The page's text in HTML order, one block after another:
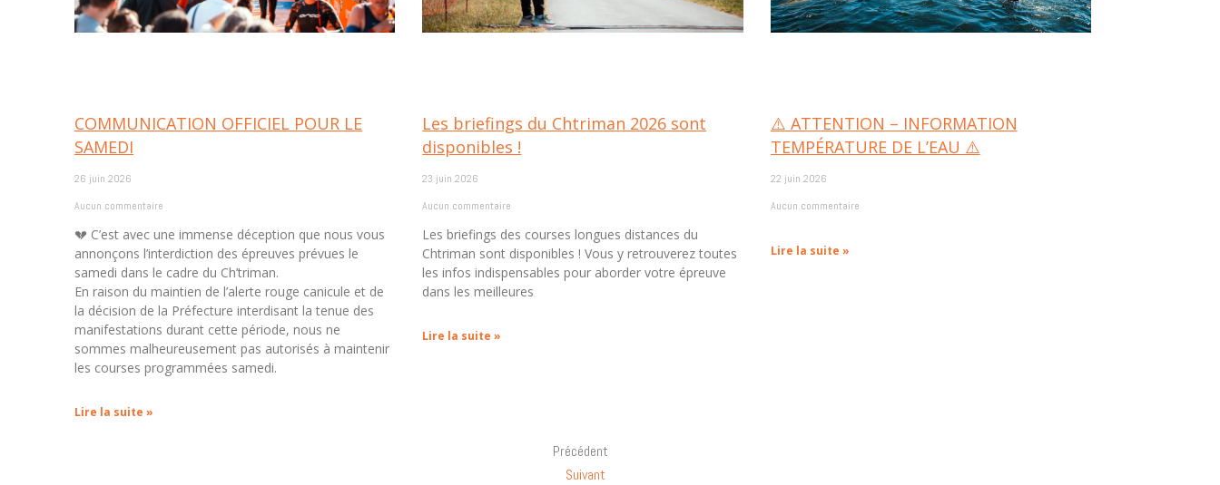
COMMUNICATION OFFICIEL POUR LE
SAMEDI
26 juin 2026
Aucun commentaire
💔 C’est avec une immense déception que nous vous
annonçons l’interdiction des épreuves prévues le
samedi dans le cadre du Ch’triman.
En raison du maintien de l’alerte rouge canicule et de
la décision de la Préfecture interdisant la tenue des
manifestations durant cette période, nous ne
sommes malheureusement pas autorisés à maintenir
les courses programmées samedi.
Lire la suite »
Les briefings du Chtriman 2026 sont
disponibles !
23 juin 2026
Aucun commentaire
Les briefings des courses longues distances du
Chtriman sont disponibles ! Vous y retrouverez toutes
les infos indispensables pour aborder votre épreuve
dans les meilleures
Lire la suite »
⚠️ ATTENTION – INFORMATION
TEMPÉRATURE DE L’EAU ⚠️
22 juin 2026
Aucun commentaire
Lire la suite »
Précédent
Suivant